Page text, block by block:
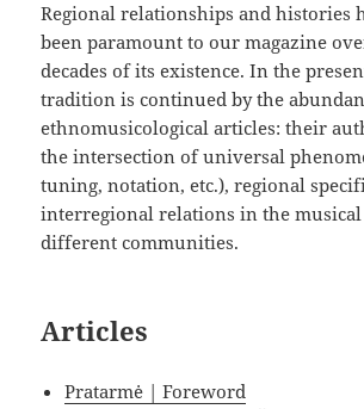
Regional relationships and histories
been paramount to our magazine
decades of its existence. In the
tradition is continued by the
ethnomusicological articles: their
the intersection of universal
tuning, notation, etc.), regional
interregional relations in the
different communities.
Articles
Pratarmė | Foreword